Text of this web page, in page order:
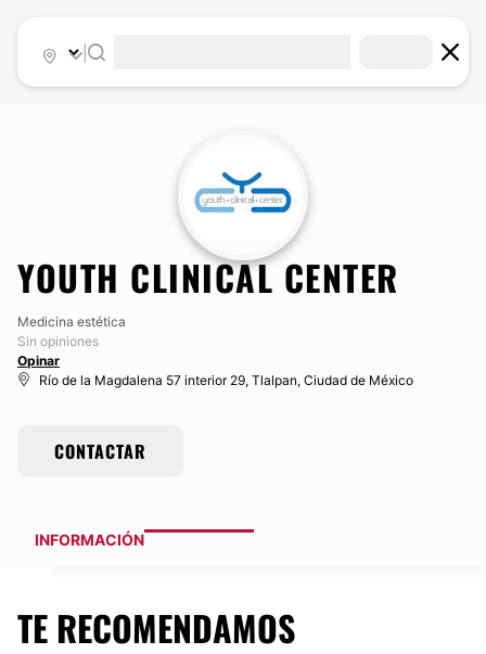
YOUTH CLINICAL CENTER
Medicina estética
Sin opiniones
Opinar
Río de la Magdalena 57 interior 29, Tlalpan, Ciudad de México
CONTACTAR
INFORMACIÓN
TE RECOMENDAMOS